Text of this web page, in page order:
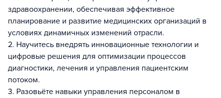
здравоохранении, обеспечивая эффективное
планирование и развитие медицинских организаций в
условиях динамичных изменений отрасли.
2. Научитесь внедрять инновационные технологии и
цифровые решения для оптимизации процессов
диагностики, лечения и управления пациентским
потоком.
3. Разовьёте навыки управления персоналом в